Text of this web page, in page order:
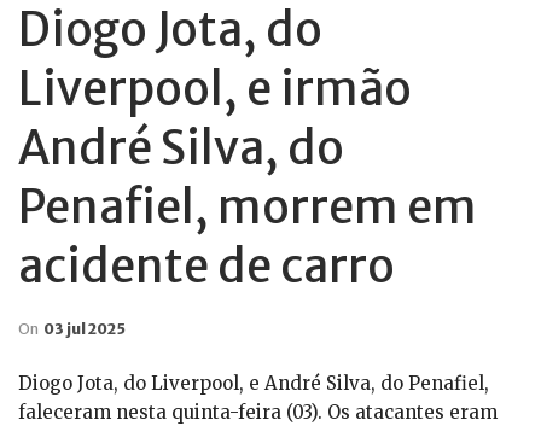
Diogo Jota, do
Liverpool, e irmão
André Silva, do
Penafiel, morrem em
acidente de carro
On 03 jul 2025
Diogo Jota, do Liverpool, e André Silva, do Penafiel,
faleceram nesta quinta-feira (03). Os atacantes eram